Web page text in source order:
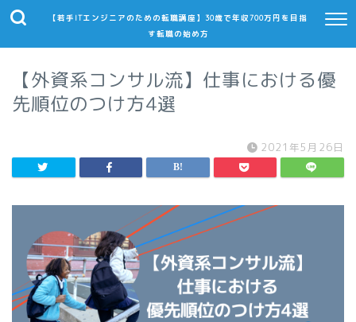
【若手ITエンジニアのための転職講座】30歳で年収700万円を目指
す転職の始め方
【外資系コンサル流】仕事における優
先順位のつけ方4選
2021年5月26日